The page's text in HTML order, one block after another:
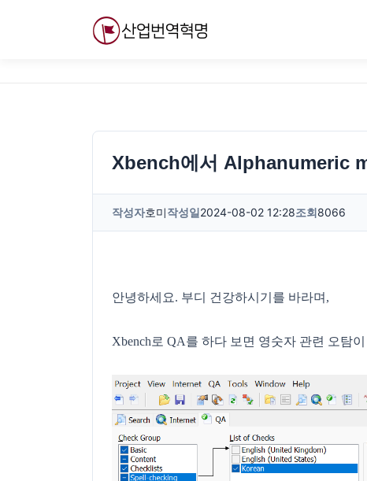
Xbench에서 Alphanumeric
작성자호미작성일2024-08-02 12:28조회8066
안녕하세요. 부디 건강하시기를 바라며,
Xbench로 QA를 하다 보면 영숫자 관련 오탐